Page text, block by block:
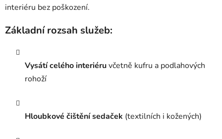
interiéru bez poškození.
Základní rozsah služeb:
Vysátí celého interiéruvčetně kufru a podlahových
rohoží
Hloubkové čištění sedaček (textilních i kožených)